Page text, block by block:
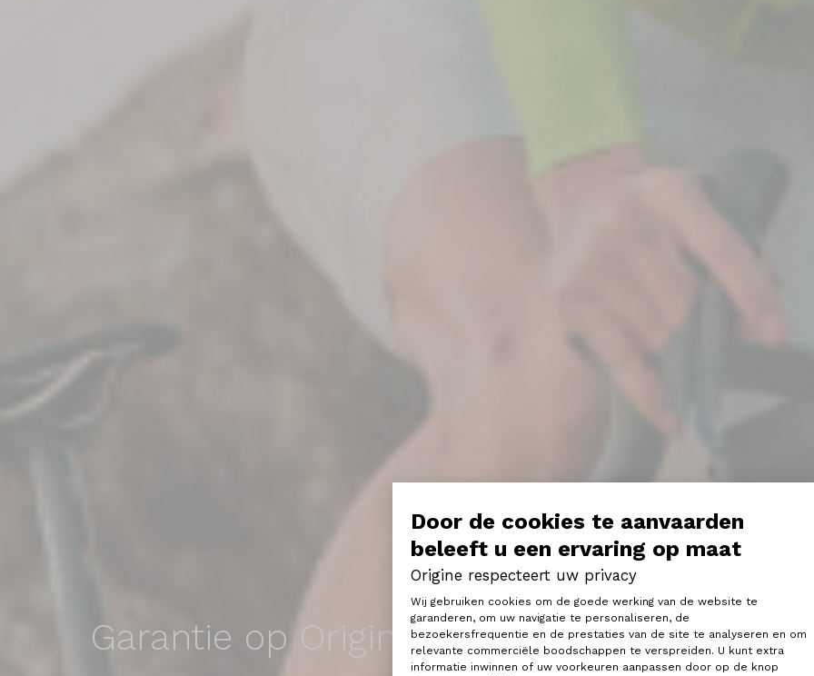
Door de cookies te aanvaarden
beleeft u een ervaring op maat
Origine respecteert uw privacy
Toestemmingsbeheerplatform:
Wij gebruiken cookies om de goede werking van de website te
garanderen, om uw navigatie te personaliseren, de
bezoekersfrequentie en de prestaties van de site te analyseren en om
relevante commerciële boodschappen te verspreiden. U kunt extra
informatie inwinnen of uw voorkeuren aanpassen door op de knop
Axeptio consent
Garantie opOrigine fietsen en frames.